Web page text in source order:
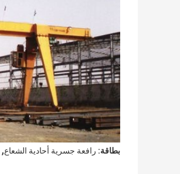
بطاقة: رافعة جسرية أحادية الشعاع,